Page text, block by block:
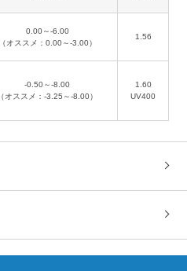
0.00～-6.00
（オススメ：0.00～-3.00）
1.56
-0.50～-8.00
（オススメ：-3.25～-8.00）
1.60
UV400